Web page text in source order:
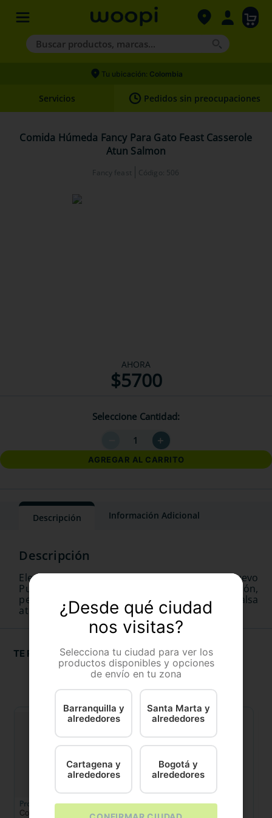
Buscar productos, marcas...
Términos más buscados
2.
hills
3.
nexgard
Tu ubicación: Colombia
Servicios Pedidos sin preocupaciones
Comida Húmeda Fancy Para Gato Feast Casserole
Atun Salmon
Fancy feast Código: 506
AHORA
$5700
Seleccione Cantidad
＋
AGREGAR AL CARRITO
Descripción Información Adicional
Eleva su experiencia gastronómica con el Nuevo
Purina® Fancy Feast® Petit Filets Salmón,
pequeñas tiras de carne tierna en una jugosa salsa
aterciopelada.
TE RECOMENDAMOS
Pro Plan
Comida Húmeda Para Gato
Churu
Snack Para Gato Inaba
¿Desde qué ciudad
nos visitas?
Selecciona tu ciudad para ver los
productos disponibles y opciones
de envío en tu zona
Barranquilla y
alrededores
Santa Marta y
alrededores
Cartagena y
alrededores
Bogotá y
alrededores